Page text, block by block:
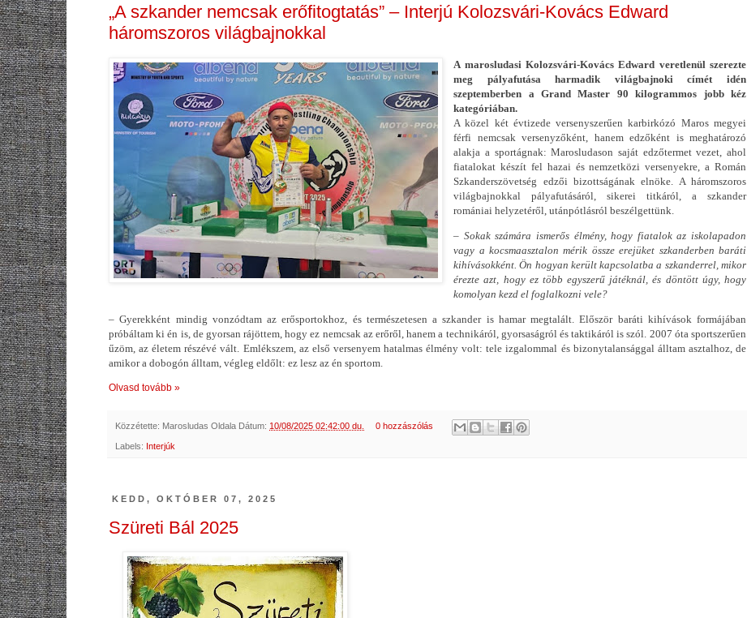
„A szkander nemcsak erőfitogtatás” – Interjú Kolozsvári-Kovács Edward
háromszoros világbajnokkal
A marosludasi Kolozsvári-Kovács Edward veretlenül szerezte
meg pályafutása harmadik világbajnoki címét idén
szeptemberben a Grand Master 90 kilogrammos jobb kéz
kategóriában.
A közel két évtizede versenyszerűen karbirkózó Maros megyei
férfi nemcsak versenyzőként, hanem edzőként is meghatározó
alakja a sportágnak: Marosludason saját edzőtermet vezet, ahol
fiatalokat készít fel hazai és nemzetközi versenyekre, a Román
Szkanderszövetség edzői bizottságának elnöke. A háromszoros
világbajnokkal pályafutásáról, sikerei titkáról, a szkander
romániai helyzetéről, utánpótlásról beszélgettünk.
– Sokak számára ismerős élmény, hogy fiatalok az iskolapadon
vagy a kocsmaasztalon mérik össze erejüket szkanderben baráti
kihívásokként. Ön hogyan került kapcsolatba a szkanderrel, mikor
érezte azt, hogy ez több egyszerű játéknál, és döntött úgy, hogy
komolyan kezd el foglalkozni vele?
– Gyerekként mindig vonzódtam az erősportokhoz, és természetesen a szkander is hamar megtalált. Először baráti kihívások formájában
próbáltam ki én is, de gyorsan rájöttem, hogy ez nemcsak az erőről, hanem a technikáról, gyorsaságról és taktikáról is szól. 2007 óta sportszerűen
űzöm, az életem részévé vált. Emlékszem, az első versenyem hatalmas élmény volt: tele izgalommal és bizonytalansággal álltam asztalhoz, de
amikor a dobogón álltam, végleg eldőlt: ez lesz az én sportom.
Olvasd tovább »
Közzétette: Marosludas Oldala Dátum: 10/08/2025 02:42:00 du. 0 hozzászólás
Labels: Interjúk
KEDD, OKTÓBER 07, 2025
Szüreti Bál 2025